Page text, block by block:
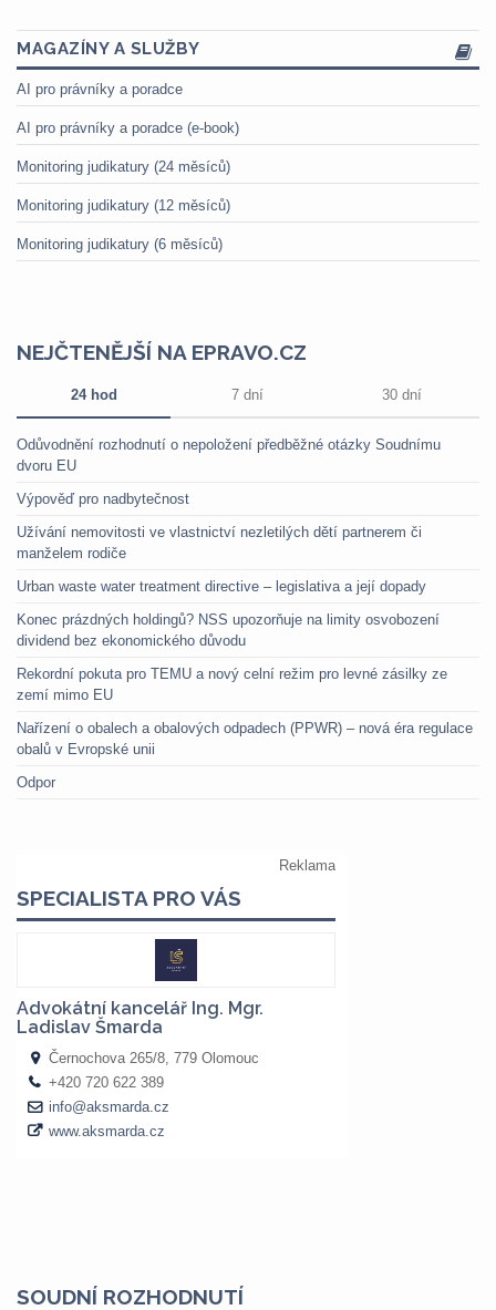
MAGAZÍNY A SLUŽBY
AI pro právníky a poradce
AI pro právníky a poradce (e-book)
Monitoring judikatury (24 měsíců)
Monitoring judikatury (12 měsíců)
Monitoring judikatury (6 měsíců)
NEJČTENĚJŠÍ NA EPRAVO.CZ
24 hod 7 dní 30 dní
Odůvodnění rozhodnutí o nepoložení předběžné otázky Soudnímu
dvoru EU
Výpověď pro nadbytečnost
Užívání nemovitosti ve vlastnictví nezletilých dětí partnerem či
manželem rodiče
Urban waste water treatment directive – legislativa a její dopady
Konec prázdných holdingů? NSS upozorňuje na limity osvobození
dividend bez ekonomického důvodu
Rekordní pokuta pro TEMU a nový celní režim pro levné zásilky ze
zemí mimo EU
Nařízení o obalech a obalových odpadech (PPWR) – nová éra regulace
obalů v Evropské unii
Odpor
SOUDNÍ ROZHODNUTÍ